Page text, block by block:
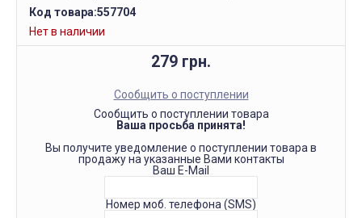
Код товара:557704
Нет в наличии
279 грн.
Сообщить о поступлении
Сообщить о поступлении товара
Ваша просьба принята!
Вы получите уведомление о поступлении товара в
продажу на указанные Вами контакты
Ваш E-Mail
Номер моб. телефона (SMS)